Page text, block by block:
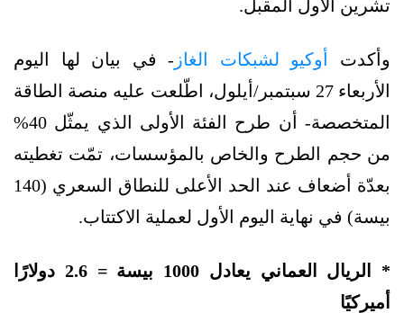
تشرين الأول المقبل.
وأكدت أوكيو لشبكات الغاز - في بيان لها اليوم
الأربعاء 27 سبتمبر/أيلول، اطّلعت عليه منصة الطاقة
المتخصصة- أن طرح الفئة الأولى الذي يمثّل 40%
من حجم الطرح والخاص بالمؤسسات، تمّت تغطيته
بعدّة أضعاف عند الحد الأعلى للنطاق السعري (140
بيسة) في نهاية اليوم الأول لعملية الاكتتاب.
* الريال العماني يعادل 1000 بيسة = 2.6 دولارًا
أميركيًا